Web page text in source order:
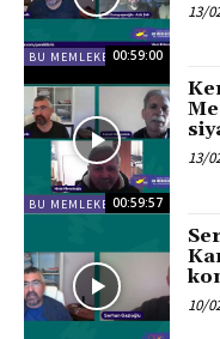
BU MEMLEKET BIZIM
00:59:00
13/
BU MEMLEKET BIZIM
00:59:57
13/
10/